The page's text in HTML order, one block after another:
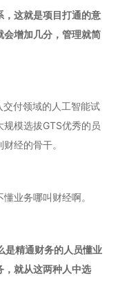
，这就是项目打通的意
会增加几分，管理就简
付领域的人工智能试
模选拔GTS优秀的员
经的骨干。
业务哪叫财经啊。
是精通财务的人员懂业
，就从这两种人中选